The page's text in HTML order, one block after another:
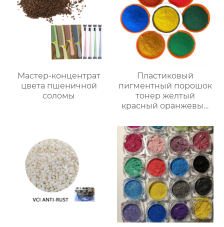
Мастер-концентрат
цвета пшеничной
соломы
Пластиковый
пигментный порошок
тонер желтый
красный оранжевый
синий коричневый
цвет